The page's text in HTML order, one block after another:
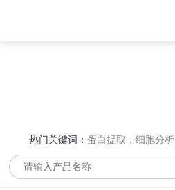
热门关键词：蛋白提取，细胞分析